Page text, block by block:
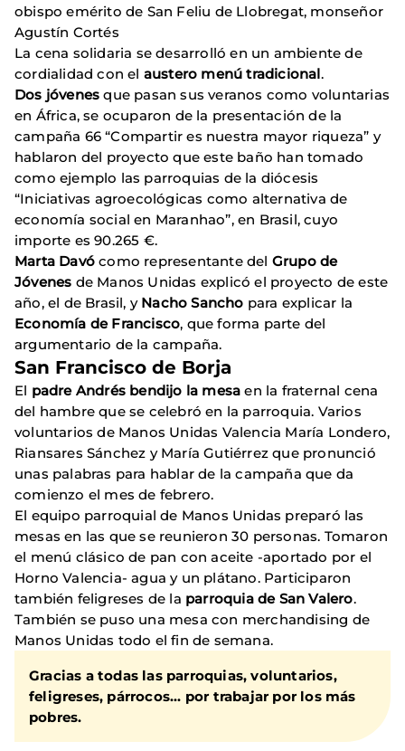
obispo emérito de San Feliu de Llobregat, monseñor
Agustín Cortés
La cena solidaria se desarrolló en un ambiente de
cordialidad con el austero menú tradicional.
Dos jóvenes que pasan sus veranos como voluntarias
en África, se ocuparon de la presentación de la
campaña 66 “Compartir es nuestra mayor riqueza” y
hablaron del proyecto que este baño han tomado
como ejemplo las parroquias de la diócesis
“Iniciativas agroecológicas como alternativa de
economía social en Maranhao”, en Brasil, cuyo
importe es 90.265 €.
Marta Davó como representante del Grupo de
Jóvenes de Manos Unidas explicó el proyecto de este
año, el de Brasil, y Nacho Sancho para explicar la
Economía de Francisco, que forma parte del
argumentario de la campaña.
San Francisco de Borja
El padre Andrés bendijo la mesa en la fraternal cena
del hambre que se celebró en la parroquia. Varios
voluntarios de Manos Unidas Valencia María Londero,
Riansares Sánchez y María Gutiérrez que pronunció
unas palabras para hablar de la campaña que da
comienzo el mes de febrero.
El equipo parroquial de Manos Unidas preparó las
mesas en las que se reunieron 30 personas. Tomaron
el menú clásico de pan con aceite -aportado por el
Horno Valencia- agua y un plátano. Participaron
también feligreses de la parroquia de San Valero.
También se puso una mesa con merchandising de
Manos Unidas todo el fin de semana.
Gracias a todas las parroquias, voluntarios,
feligreses, párrocos... por trabajar por los más
pobres.